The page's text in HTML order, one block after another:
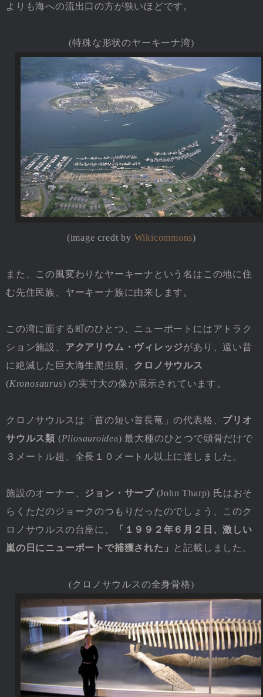
よりも海への流出口の方が狭いほどです。
(特殊な形状のヤーキーナ湾)
(image credt by Wikicommons)
また、この風変わりなヤーキーナという名はこの地に住
む先住民族、ヤーキーナ族に由来します。
この湾に面する町のひとつ、ニューポートにはアトラク
ション施設、 アクアリウム・ヴィレッジがあり、遠い昔
に絶滅した巨大海生爬虫類、 クロノサウルス
(Kronosaurus) の実寸大の像が展示されています。
クロノサウルスは「首の短い首長竜」の代表格、 プリオ
サウルス類 (Pliosauroidea) 最大種のひとつで頭骨だけで
３メートル超、全長１０メートル以上に達しました。
施設のオーナー、 ジョン・サープ(John Tharp) 氏はおそ
らくただのジョークのつもりだったのでしょう、このク
ロノサウルスの台座に、
「１９９２年６月２日、激しい
嵐の日にニューポートで捕獲された」
と記載しました。
(クロノサウルスの全身骨格)